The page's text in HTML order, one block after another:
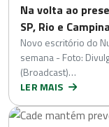
Na volta ao
SP, Rio e
Novo escritório do
semana - Foto:
(Broadcast)…
LER MAIS